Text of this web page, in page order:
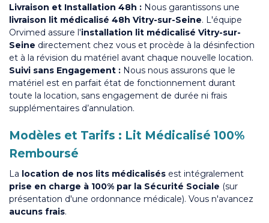
Livraison et Installation 48h : Nous garantissons une
livraison lit médicalisé 48h Vitry-sur-Seine. L'équipe
Orvimed assure l'installation lit médicalisé Vitry-sur-
Seine directement chez vous et procède à la désinfection
et à la révision du matériel avant chaque nouvelle location.
Suivi sans Engagement : Nous nous assurons que le
matériel est en parfait état de fonctionnement durant
toute la location, sans engagement de durée ni frais
supplémentaires d’annulation.
Modèles et Tarifs : Lit Médicalisé 100%
Remboursé
La location de nos lits médicalisés est intégralement
prise en charge à 100% par la Sécurité Sociale (sur
présentation d'une ordonnance médicale). Vous n'avancez
aucuns frais.